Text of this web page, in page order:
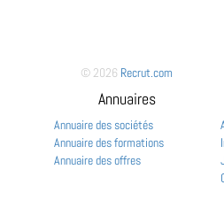
© 2026 Recrut.com
Annuaires
Annuaire des sociétés
Annuaire des formations
Annuaire des offres